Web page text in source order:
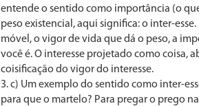
entende o sentido como importância (o
peso existencial, aqui signifi­ca: o inter-esse.
móvel, o vigor de vida que dá o peso, a
você é. O inter­esse projetado como coisa,
coisificação do vigor do interesse.
c) Um exemplo do sentido como inter-
para que o martelo? Para pregar o prego